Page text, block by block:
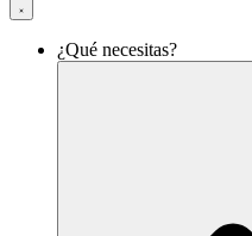
¿Qué necesitas?